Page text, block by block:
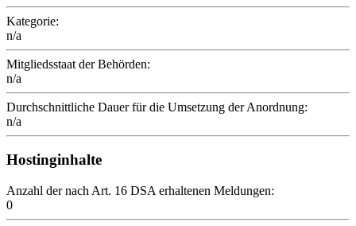
Kategorie:
n/a
Mitgliedsstaat der Behörden:
n/a
Durchschnittliche Dauer für die Umsetzung der Anordnung:
n/a
Hostinginhalte
Anzahl der nach Art. 16 DSA erhaltenen Meldungen:
0